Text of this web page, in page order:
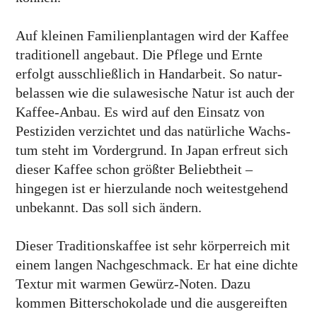
Auf kleinen Familien­plantagen wird der Kaffee
tradi­tionell ange­baut. Die Pflege und Ernte
erfolgt aus­schließ­lich in Hand­arbeit. So natur­
belassen wie die sulawe­sische Natur ist auch der
Kaffee-Anbau. Es wird auf den Einsatz von
Pesti­ziden ver­zichtet und das natür­liche Wachs­
tum steht im Vorder­grund. In Japan erfreut sich
dieser Kaffee schon größter Beliebt­heit –
hingegen ist er hierzu­lande noch weitest­gehend
unbekannt. Das soll sich ändern.
Dieser Traditions­kaffee ist sehr körper­reich mit
einem langen Nach­geschmack. Er hat eine dichte
Textur mit warmen Gewürz-Noten. Dazu
kommen Bitter­schokolade und die ausge­reiften